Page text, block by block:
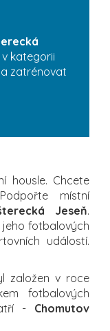
kategorii
zatrénovat
housle. Chcete
místní
Jeseň.
jeho fotbalových
událostí.
založen v roce
fotbalových
- Chomutov